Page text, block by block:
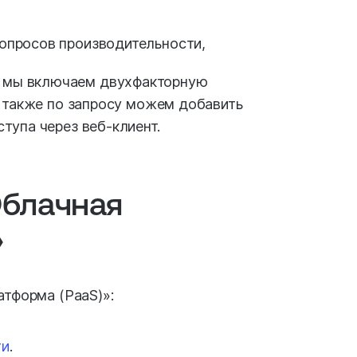
производительности,
включаем двухфакторную
по запросу можем добавить
через веб-клиент.
(PaaS)»:
.